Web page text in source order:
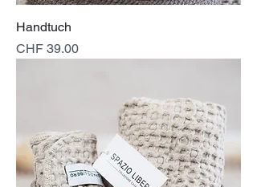
Handtuch
Preis
CHF 39.00